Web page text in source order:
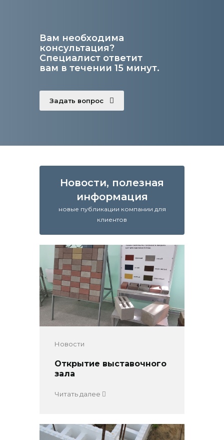
Вам необходима
консультация?
Специалист ответит
вам в течении 15 минут.
Задать вопрос
Новости, полезная
информация
новые публикации компании для
клиентов
Новости
Открытие выставочного
зала
Читать далее